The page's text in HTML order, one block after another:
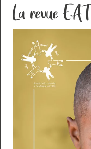
La revue EAT